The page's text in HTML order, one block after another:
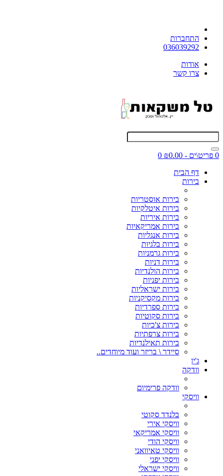
התחברות
036039292
אודות
צרו קשר
0 פריט\ים - ₪0.00
0
דף הבית
בירות
בירות אוסטריות
בירות איטלקיות
בירות איריות
בירות אמריקאיות
בירות אנגליות
בירות בלגיות
בירות גרמניות
בירות דניות
בירות הולנדיות
בירות יפניות
בירות ישראליות
בירות מקסיקניות
בירות ספרדיות
בירות סקוטיות
בירות צ'כיות
בירות צרפתיות
בירות תאילנדיות
סיידר \ בריזר ועוד מיוחדים..
ג'ין
וודקה
וודקה פרימיום
וויסקי
בלנדד סקוטי
וויסקי אירי
וויסקי אמריקאי
וויסקי הודי
וויסקי טאיוואני
וויסקי יפני
וויסקי ישראלי